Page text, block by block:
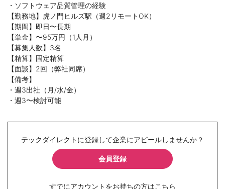
・ソフトウェア品質管理の経験
【勤務地】虎ノ門ヒルズ駅（週2リモートOK）
【期間】即日〜長期
【単金】〜95万円（1人月）
【募集人数】3名
【精算】固定精算
【面談】2回（弊社同席）
【備考】
・週3出社（月/水/金）
・週3〜検討可能
テックダイレクトに登録して企業にアピールしませんか？
会員登録
すでにアカウントをお持ちの方はこちら